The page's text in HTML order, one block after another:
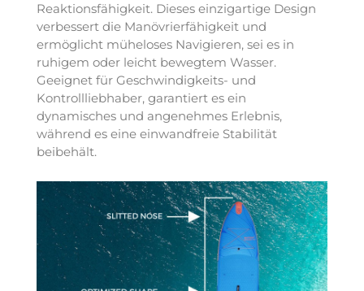
Reaktionsfähigkeit. Dieses einzigartige Design
verbessert die Manövrierfähigkeit und
ermöglicht müheloses Navigieren, sei es in
ruhigem oder leicht bewegtem Wasser.
Geeignet für Geschwindigkeits- und
Kontrollliebhaber, garantiert es ein
dynamisches und angenehmes Erlebnis,
während es eine einwandfreie Stabilität
beibehält.